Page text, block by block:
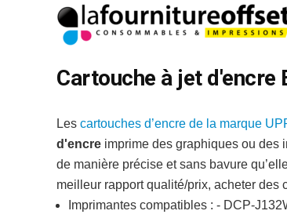
Cartouche à jet d'encre
Les cartouches d’encre de la marque
d'encre imprime des graphiques ou des
de manière précise et sans bavure
meilleur rapport qualité/prix, acheter des
Imprimantes compatibles : - DCP-